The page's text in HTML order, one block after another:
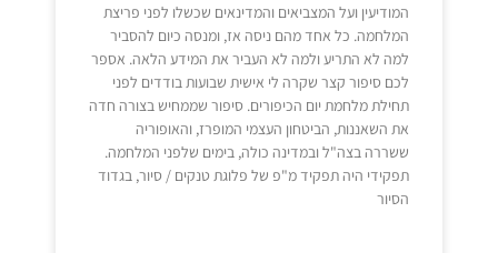
המודיעין ועל המצביאים והמדינאים שכשלו לפני פריצת
המלחמה. כל אחד מהם ניסה אז, ומנסה כיום להסביר
למה לא התריע ולמה לא העביר את המידע הלאה. אספר
לכם סיפור קצר שקרה לי אישית שבועות בודדים לפני
תחילת מלחמת יום הכיפורים. סיפור שממחיש בצורה חדה
את השאננות, הביטחון העצמי המופרז, והאופוריה
ששררה בצה"ל ובמדינה כולה, בימים שלפני המלחמה.
תפקידי היה תפקיד מ"פ של פלוגת טנקים / סיור, בגדוד
הסיור